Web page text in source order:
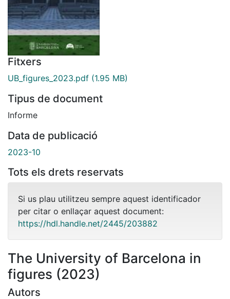
Fitxers
UB_figures_2023.pdf (1.95 MB)
Tipus de document
Informe
Data de publicació
2023-10
Tots els drets reservats
Si us plau utilitzeu sempre aquest identificador
per citar o enllaçar aquest document:
https://hdl.handle.net/2445/203882
The University of Barcelona in
figures (2023)
Autors